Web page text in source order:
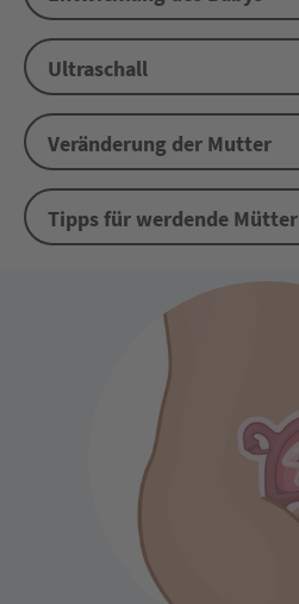
Ultraschall
Veränderung der Mutter
Tipps für werdende Mütter